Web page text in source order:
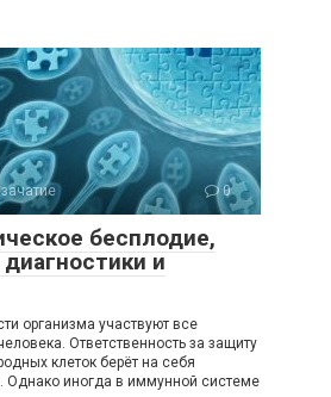
0
бесплодие,
и
организма участвуют все
Ответственность за защиту
клеток берёт на себя
Однако иногда в иммунной системе